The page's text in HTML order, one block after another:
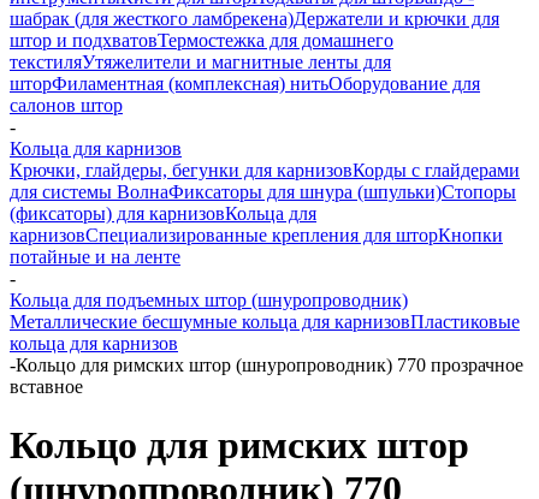
шабрак (для жесткого ламбрекена)Держатели и крючки для
штор и подхватовТермостежка для домашнего
текстиляУтяжелители и магнитные ленты для
шторФиламентная (комплексная) нитьОборудование для
салонов штор
-
Кольца для карнизов
Крючки, глайдеры, бегунки для карнизовКорды с глайдерами
для системы ВолнаФиксаторы для шнура (шпульки)Стопоры
(фиксаторы) для карнизовКольца для
карнизовСпециализированные крепления для шторКнопки
потайные и на ленте
-
Кольца для подъемных штор (шнуропроводник)
Металлические бесшумные кольца для карнизовПластиковые
кольца для карнизов
-Кольцо для римских штор (шнуропроводник) 770 прозрачное
вставное
Кольцо для римских штор
(шнуропроводник) 770